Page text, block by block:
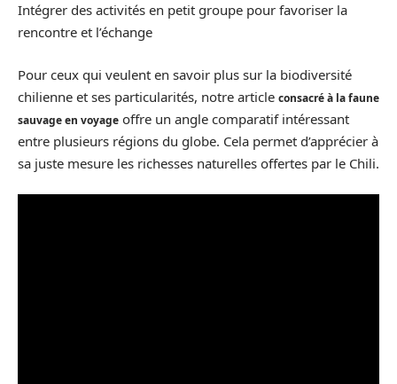
Intégrer des activités en petit groupe pour favoriser la
rencontre et l’échange
Pour ceux qui veulent en savoir plus sur la biodiversité
chilienne et ses particularités, notre article consacré à la faune
sauvage en voyage offre un angle comparatif intéressant
entre plusieurs régions du globe. Cela permet d’apprécier à
sa juste mesure les richesses naturelles offertes par le Chili.